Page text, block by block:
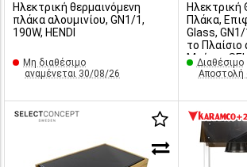
Ηλεκτρική θερμαινόμενη
πλάκα αλουμινίου, GN1/1,
190W, HENDI
Μη διαθέσιμο
αναμένεται 30/08/26
Ηλεκτρική
Πλάκα,
Glass, GN1/
το
Μαύρο ,
Διαθέσιμο
Αποστολή